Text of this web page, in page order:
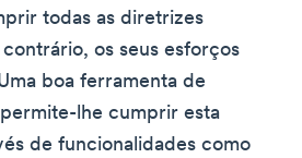
todas as diretrizes
os seus esforços
boa ferramenta de
lhe cumprir esta
de funcionalidades como